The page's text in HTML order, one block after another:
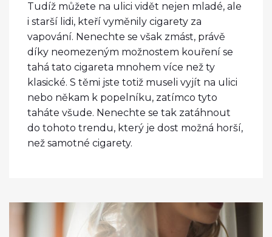
Tudíž můžete na ulici vidět nejen mladé, ale
i starší lidi, kteří vyměnily cigarety za
vapování. Nenechte se však zmást, právě
díky neomezeným možnostem kouření se
tahá tato cigareta mnohem více než ty
klasické. S těmi jste totiž museli vyjít na ulici
nebo někam k popelníku, zatímco tyto
taháte všude. Nenechte se tak zatáhnout
do tohoto trendu, který je dost možná horší,
než samotné cigarety.